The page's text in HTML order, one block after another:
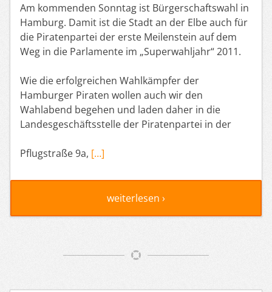
Am kommenden Sonntag ist Bürgerschaftswahl in
Hamburg. Damit ist die Stadt an der Elbe auch für
die Piratenpartei der erste Meilenstein auf dem
Weg in die Parlamente im „Superwahljahr“ 2011.
Wie die erfolgreichen Wahlkämpfer der
Hamburger Piraten wollen auch wir den
Wahlabend begehen und laden daher in die
Landesgeschäftsstelle der Piratenpartei in der
Pflugstraße 9a, […]
weiterlesen ›